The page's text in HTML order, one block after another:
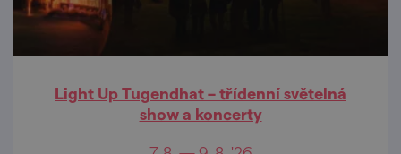
Light Up Tugendhat – třídenní světelná
show a koncerty